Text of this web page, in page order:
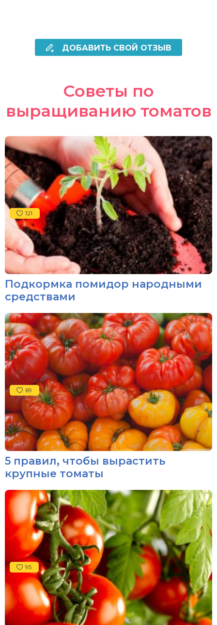
ДОБАВИТЬ СВОЙ ОТЗЫВ
Советы по
выращиванию томатов
121
Подкормка помидор народными
средствами
69
5 правил, чтобы вырастить
крупные томаты
95